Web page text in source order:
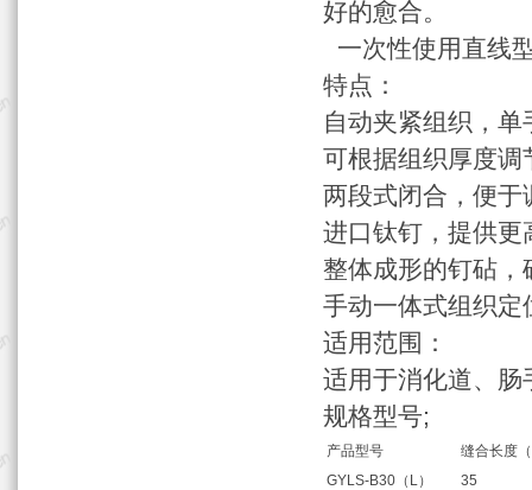
好的愈合。
一次性使用直线
特点：
自动夹紧组织，
可根据组织厚度调
两段式闭合，便于
进口钛钉，提供更
整体成形的钉砧，
手动一体式组织定
适用范围：
适用于消化道、肠
规格型号;
产品型号
缝合长度
GYLS-B30（L）
35